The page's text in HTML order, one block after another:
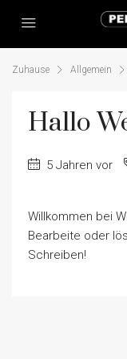
Zuhause Allgemein
Hallo
5 Jahren vor
Willkommen bei
Bearbeite oder
Schreiben!